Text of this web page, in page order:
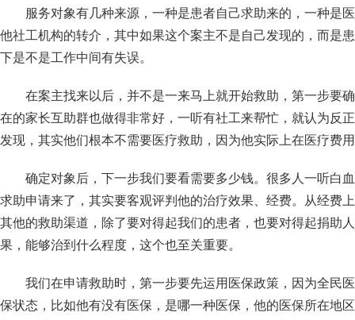
服务对象有几种来源，一种是患者自己求助来的，一种是
他社工机构的转介，其中如果这个案主不是自己发现的，而是
下是不是工作中间有失误。
在案主找来以后，并不是一来马上就开始救助，第一步要
在的家长互助群也做得非常好，一听有社工来帮忙，就认为反
发现，其实他们根本不需要医疗救助，因为他实际上在医疗费
确定对象后，下一步我们要看需要多少钱。很多人一听白
求助申请来了，其实要客观评判他的治疗效果、经费。从经费
其他的救助渠道，除了要对得起我们的患者，也要对得起捐助
果，能够治到什么程度，这个也至关重要。
我们在申请救助时，第一步要先运用医保政策，因为全民
保状态，比如他有没有医保，是哪一种医保，他的医保所在地